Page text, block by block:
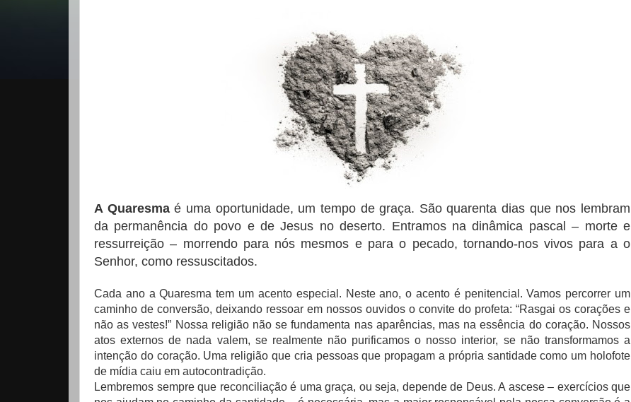
A Quaresmaé uma oportunidade, um tempo de graça. São quarenta dias que nos lembram
da permanência do povo e de Jesus no deserto. Entramos na dinâmica pascal – morte e
ressurreição – morrendo para nós mesmos e para o pecado, tornando-nos vivos para a o
Senhor, como ressuscitados.
Cada ano a Quaresma tem um acento especial. Neste ano, o acento é penitencial. Vamos percorrer um
caminho de conversão, deixando ressoar em nossos ouvidos o convite do profeta: “Rasgai os corações e
não as vestes!” Nossa religião não se fundamenta nas aparências, mas na essência do coração. Nossos
atos externos de nada valem, se realmente não purificamos o nosso interior, se não transformamos a
intenção do coração. Uma religião que cria pessoas que propagam a própria santidade como um holofote
de mídia caiu em autocontradição.
Lembremos sempre que reconciliação é uma graça, ou seja, depende de Deus. A ascese – exercícios que